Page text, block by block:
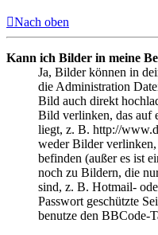
Nach oben
Kann ich Bilder in meine
Ja, Bilder können in
die Administration
Bild auch direkt
Bild verlinken, das auf
liegt, z. B. http://
weder Bilder verlinken,
befinden (außer es ist
noch zu Bildern, die
sind, z. B. Hotmail-
Passwort geschützte
benutze den BBCode-